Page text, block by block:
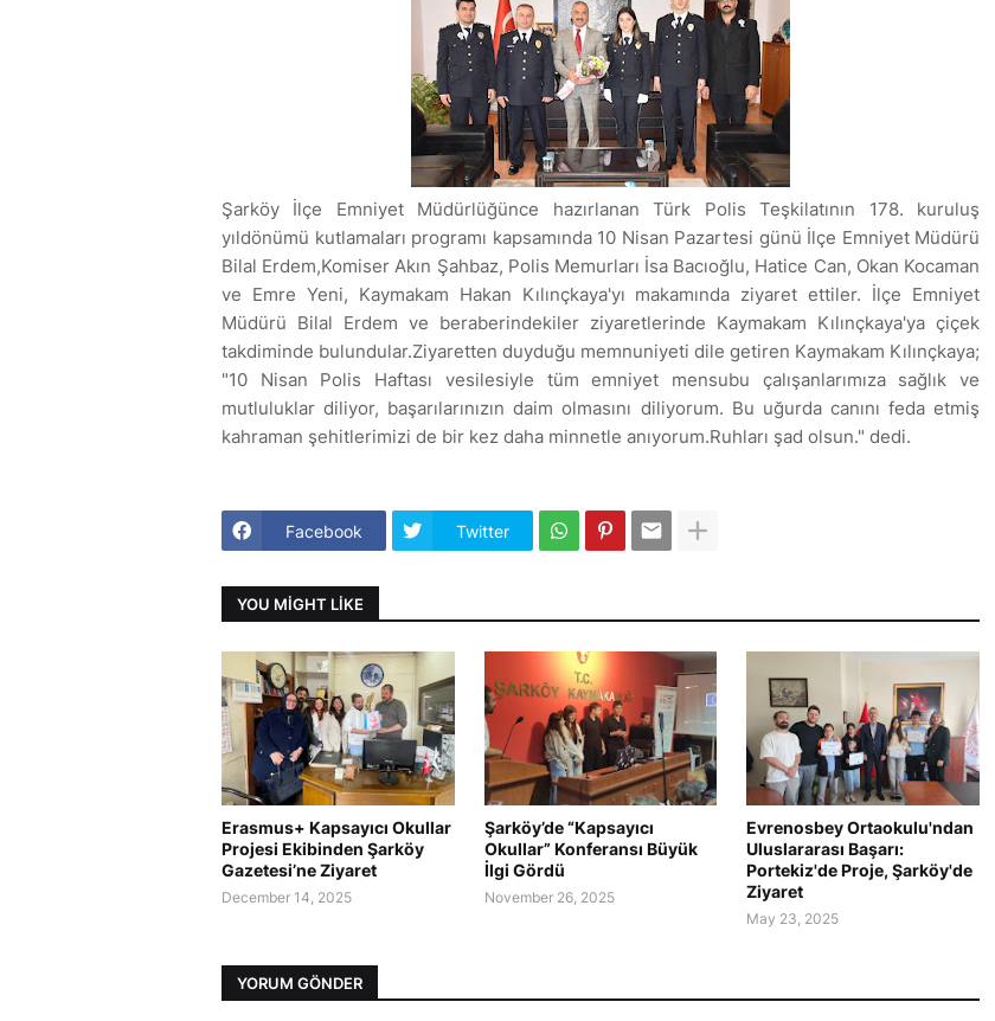
Şarköy İlçe Emniyet Müdürlüğünce hazırlanan Türk Polis Teşkilatının 178. kuruluş
yıldönümü kutlamaları programı kapsamında 10 Nisan Pazartesi günü İlçe Emniyet Müdürü
Bilal Erdem,Komiser Akın Şahbaz, Polis Memurları İsa Bacıoğlu, Hatice Can, Okan Kocaman
ve Emre Yeni, Kaymakam Hakan Kılınçkaya'yı makamında ziyaret ettiler. İlçe Emniyet
Müdürü Bilal Erdem ve beraberindekiler ziyaretlerinde Kaymakam Kılınçkaya'ya çiçek
takdiminde bulundular.Ziyaretten duyduğu memnuniyeti dile getiren Kaymakam Kılınçkaya;
"10 Nisan Polis Haftası vesilesiyle tüm emniyet mensubu çalışanlarımıza sağlık ve
mutluluklar diliyor, başarılarınızın daim olmasını diliyorum. Bu uğurda canını feda etmiş
kahraman şehitlerimizi de bir kez daha minnetle anıyorum.Ruhları şad olsun." dedi.
Facebook Twitter
YOU MIGHT LIKE
Erasmus+ Kapsayıcı Okullar
Projesi Ekibinden Şarköy
Gazetesi’ne Ziyaret
December 14, 2025
Şarköy’de “Kapsayıcı
Okullar” Konferansı Büyük
İlgi Gördü
November 26, 2025
Evrenosbey Ortaokulu'ndan
Uluslararası Başarı:
Portekiz'de Proje, Şarköy'de
Ziyaret
May 23, 2025
YORUM GÖNDER